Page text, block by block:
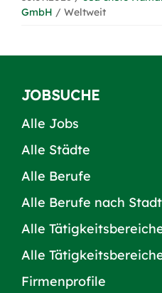
GmbH / Weltweit
JOBSUCHE
Alle Jobs
Alle Städte
Alle Berufe
Alle Berufe nach Stadt
Alle
Alle
Firmenprofile